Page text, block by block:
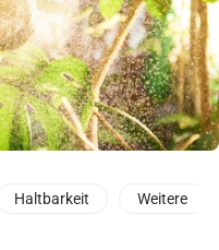
Haltbarkeit Weitere